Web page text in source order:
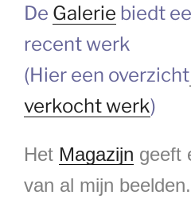
De Galerie biedt
recent werk
(Hier een overzicht
verkocht werk)
Het Magazijn geeft
van al mijn beelden.